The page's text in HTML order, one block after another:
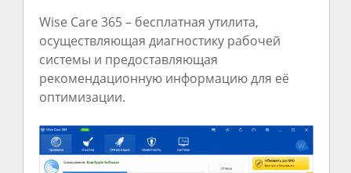
Wise Care 365 – бесплатная утилита,
осуществляющая диагностику рабочей
системы и предоставляющая
рекомендационную информацию для её
оптимизации.